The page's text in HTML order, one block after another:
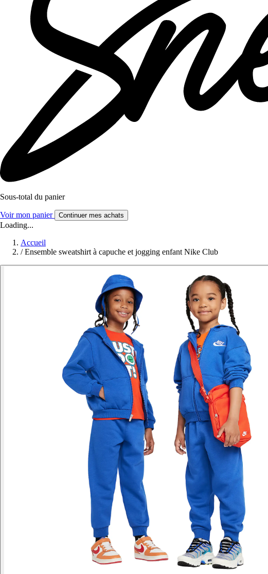
Sous-total du panier
Voir mon panier Continuer mes achats
Loading...
Accueil
/ Ensemble sweatshirt à capuche et jogging enfant Nike Club